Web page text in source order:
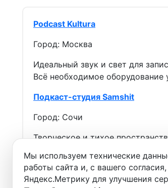
Podcast Kultura
Город: Москва
Идеальный звук и свет для
Всё необходимое оборудование
Подкаст-студия Samshit
Город: Сочи
Творческое и тихое
Production8
Город: Москва
Мы используем технические
работы сайта и, с вашего согласия,
Яндекс.Метрику для улучшения